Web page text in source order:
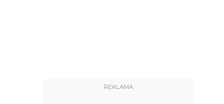
REKLAMA